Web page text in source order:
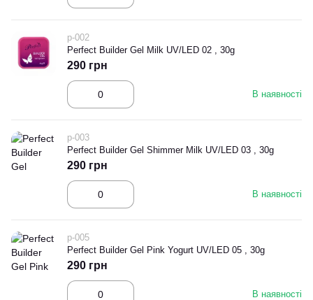
p-002
Perfect Builder Gel Milk UV/LED 02 , 30g
В наявності
290 грн
p-003
Perfect Builder Gel Shimmer Milk UV/LED 03 , 30g
В наявності
290 грн
p-005
Perfect Builder Gel Pink Yogurt UV/LED 05 , 30g
В наявності
290 грн